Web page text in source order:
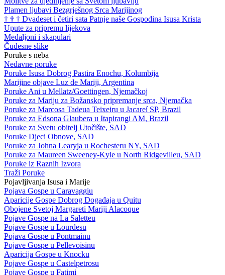
Plamen ljubavi Bezgrješnog Srca Marijinog
† † † Dvadeset i četiri sata Patnje naše Gospodina Isusa Krista
Upute za pripremu lijekova
Medaljoni i skapulari
Čudesne slike
Poruke s neba
Nedavne poruke
Poruke Isusa Dobrog Pastira Enochu, Kolumbija
Marijine objave Luz de Mariji, Argentina
Poruke Ani u Mellatz/Goettingen, Njemačkoj
Poruke za Mariju za Božansko pripremanje srca, Njemačka
Poruke za Marcosa Tadeua Teixeiru u Jacareí SP, Brazil
Poruke za Edsona Glaubera u Itapirangi AM, Brazil
Poruke za Svetu obitelj Utočište, SAD
Poruke Djeci Obnove, SAD
Poruke za Johna Learyja u Rochesteru NY, SAD
Poruke za Maureen Sweeney-Kyle u North Ridgevilleu, SAD
Poruke iz Raznih Izvora
Traži Poruke
Pojavljivanja Isusa i Marije
Pojava Gospe u Caravaggiu
Aparicije Gospe Dobrog Događaja u Quitu
Obojene Svetoj Margareti Mariji Alacoque
Pojave Gospe na La Saletteu
Pojave Gospe u Lourdesu
Pojava Gospe u Pontmainu
Pojave Gospe u Pellevoisinu
Aparicija Gospe u Knocku
Pojave Gospe u Castelpetrosu
Pojave Gospe u Fatimi